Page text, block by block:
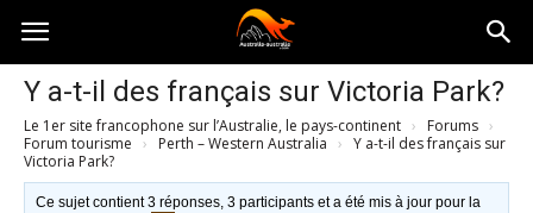
Australia-
australie.com
Y a-t-il des français sur Victoria Park?
Le 1er site francophone sur l’Australie, le pays-continent › Forums ›
Forum tourisme › Perth – Western Australia › Y a-t-il des français sur
Victoria Park?
Ce sujet contient 3 réponses, 3 participants et a été mis à jour pour la